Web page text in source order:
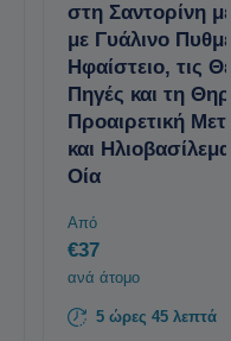
στη Σαντορίνη
με Γυάλινο
Ηφαίστειο, τις
Πηγές και τη
Προαιρετική
και
Οία
Από
€37
ανά άτομο
5 ώρες 45 λεπτά